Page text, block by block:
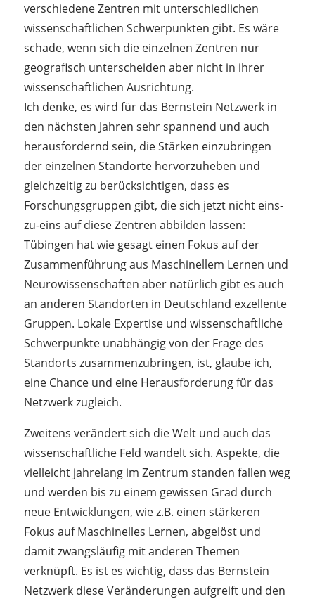
verschiedene Zentren mit unterschiedlichen
wissenschaftlichen Schwerpunkten gibt. Es wäre
schade, wenn sich die einzelnen Zentren nur
geografisch unterscheiden aber nicht in ihrer
wissenschaftlichen Ausrichtung.
Ich denke, es wird für das Bernstein Netzwerk in
den nächsten Jahren sehr spannend und auch
herausfordernd sein, die Stärken einzubringen
der einzelnen Standorte hervorzuheben und
gleichzeitig zu berücksichtigen, dass es
Forschungsgruppen gibt, die sich jetzt nicht eins-
zu-eins auf diese Zentren abbilden lassen:
Tübingen hat wie gesagt einen Fokus auf der
Zusammenführung aus Maschinellem Lernen und
Neurowissenschaften aber natürlich gibt es auch
an anderen Standorten in Deutschland exzellente
Gruppen. Lokale Expertise und wissenschaftliche
Schwerpunkte unabhängig von der Frage des
Standorts zusammenzubringen, ist, glaube ich,
eine Chance und eine Herausforderung für das
Netzwerk zugleich.
Zweitens verändert sich die Welt und auch das
wissenschaftliche Feld wandelt sich. Aspekte, die
vielleicht jahrelang im Zentrum standen fallen weg
und werden bis zu einem gewissen Grad durch
neue Entwicklungen, wie z.B. einen stärkeren
Fokus auf Maschinelles Lernen, abgelöst und
damit zwangsläufig mit anderen Themen
verknüpft. Es ist es wichtig, dass das Bernstein
Netzwerk diese Veränderungen aufgreift und den